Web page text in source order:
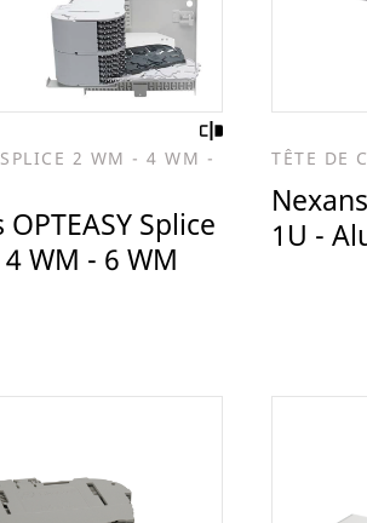
SPLICE 2 WM - 4 WM -
Splice
WM - 6 WM
TÊTE DE
1U -